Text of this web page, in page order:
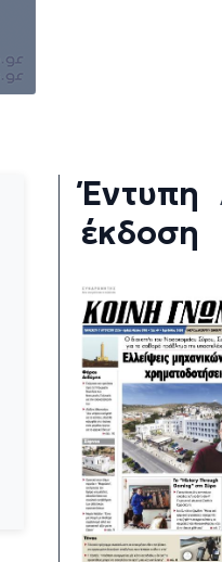
Έντυπη
έκδοση